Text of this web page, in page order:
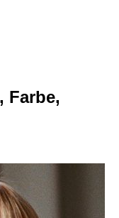
Farbe,